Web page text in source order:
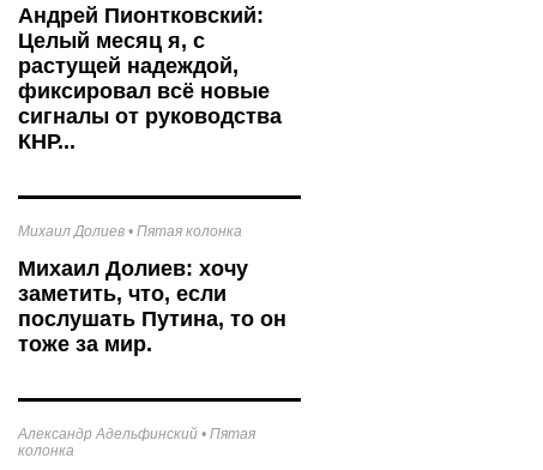
Андрей Пионтковский:
Целый месяц я, с
растущей надеждой,
фиксировал всё новые
сигналы от руководства
КНР...
Михаил Долиев • Пятая колонка
Михаил Долиев: хочу
заметить, что, если
послушать Путина, то он
тоже за мир.
Александр Адельфинский • Пятая
колонка